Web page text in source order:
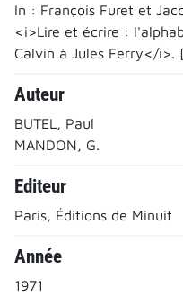
In : François Furet et
<i>Lire et écrire :
Calvin à Jules Ferry</i>.
Auteur
BUTEL, Paul
MANDON, G.
Editeur
Paris, Éditions de Minuit
Année
1971